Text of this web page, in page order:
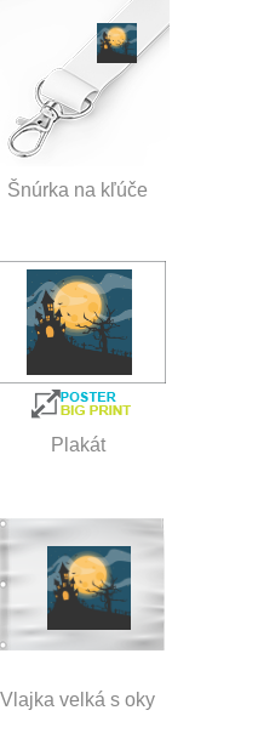
Šnúrka na kľúče
Plakát
Vlajka velká s oky